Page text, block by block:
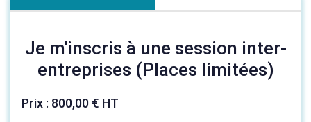
Je m'inscris à une session inter-
entreprises (Places limitées)
Prix : 800,00 € HT